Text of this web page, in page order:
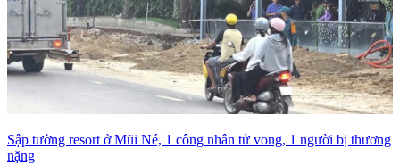
Sập tường resort ở Mũi Né, 1 công nhân tử vong, 1 người bị thương
nặng